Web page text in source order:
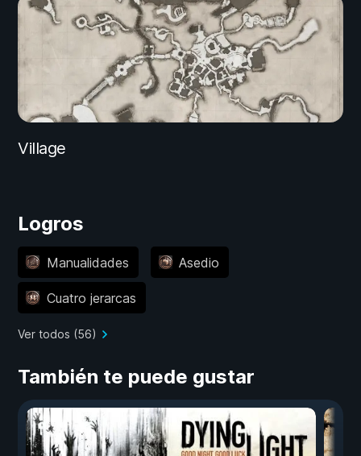
Village
Logros
Manualidades Asedio
Cuatro jerarcas
Ver todos (56)
También te puede gustar